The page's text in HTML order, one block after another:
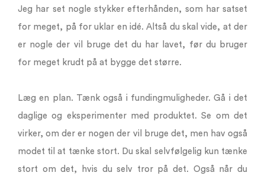
Jeg har set nogle stykker efterhånden, som har satset
for meget, på for uklar en idé. Altså du skal vide, at der
er nogle der vil bruge det du har lavet, før du bruger
for meget krudt på at bygge det større.
Læg en plan. Tænk også i fundingmuligheder. Gå i det
daglige og eksperimenter med produktet. Se om det
virker, om der er nogen der vil bruge det, men hav også
modet til at tænke stort. Du skal selvfølgelig kun tænke
stort om det, hvis du selv tror på det. Også når du